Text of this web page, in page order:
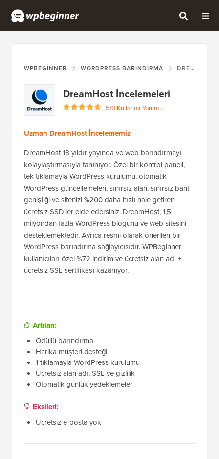
WPBEGINNER WORDPRESS BARINDIRMA DREAMHOST
DreamHost İncelemeleri
581 Kullanıcı Yorumu
Uzman DreamHost İncelememiz
DreamHost 18 yıldır yayında ve web barındırmayı
kolaylaştırmasıyla tanınıyor. Özel bir kontrol paneli,
tek tıklamayla WordPress kurulumu, otomatik
WordPress güncellemeleri, sınırsız alan, sınırsız bant
genişliği ve sitenizi %200 daha hızlı hale getiren
ücretsiz SSD'ler elde edersiniz. DreamHost, 1,5
milyondan fazla WordPress blogunu ve web sitesini
desteklemektedir. Ayrıca resmi olarak önerilen bir
WordPress barındırma sağlayıcısıdır. WPBeginner
kullanıcıları özel %72 indirim ve ücretsiz alan adı +
ücretsiz SSL sertifikası kazanıyor.
Artıları:
Ödüllü barındırma
Harika müşteri desteği
1 tıklamayla WordPress kurulumu
Ücretsiz alan adı, SSL ve gizlilik
Otomatik günlük yedeklemeler
Eksileri:
Ücretsiz e-posta yok